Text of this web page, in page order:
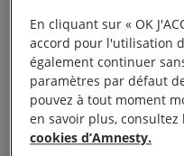
proposition de loi
les formes
Savinel-Barras,
France, a déclaré :
«Alors même que
En cliquant sur « OK
accord pour l'utilisation
également continuer
paramètres par défaut
pouvez à tout moment
en savoir plus, consultez
cookies d’Amnesty.